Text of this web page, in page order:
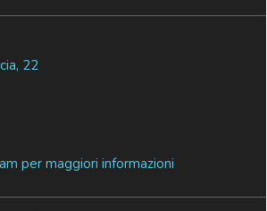
22
per maggiori informazioni